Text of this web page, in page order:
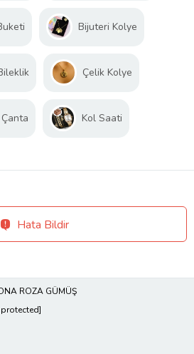
Bijuteri Kolye
Çelik Kolye
Kol Saati
Hata Bildir
ROZA GÜMÜŞ